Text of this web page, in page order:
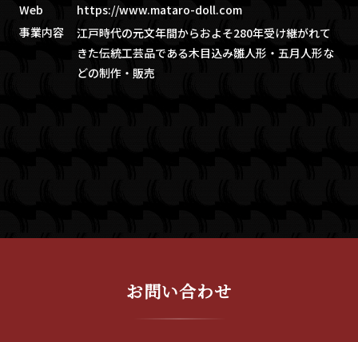
Web
https://www.mataro-doll.com
事業内容
江戸時代の元文年間からおよそ280年受け継がれて
きた伝統工芸品である木目込み雛人形・五月人形な
どの制作・販売
お問い合わせ